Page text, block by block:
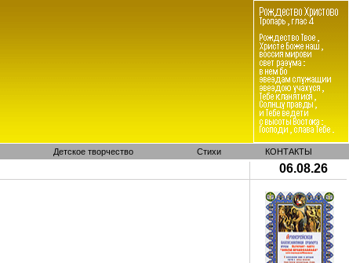
Детское творчество Стихи КОНТАКТЫ
06.08.26